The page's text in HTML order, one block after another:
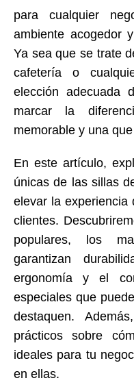
para cualquier
ambiente acogedor
Ya sea que se trate
cafetería o
elección adecuada
marcar la
memorable y una
En este artículo,
únicas de las sillas
elevar la
clientes.
populares, los
garantizan
ergonomía y el
especiales que
destaquen.
prácticos sobre
ideales para tu
en ellas.